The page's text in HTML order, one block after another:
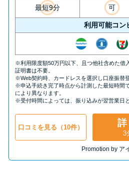
最短9分 可
利用可能コン
※利用限度額50万円以下、且つ他社含めた借
証明書は不要。
※Web契約時、カードレスを選択し口座振替
※申込手続き完了時点から計測した最短時間
により異なります。
※受付時間によっては、振り込みが翌営業日
口コミを見る（10件） 詳
3
Promotion by ア